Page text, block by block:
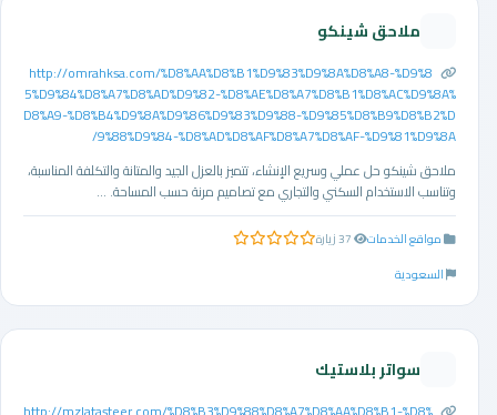
ملاحق شينكو
http://omrahksa.com/%D8%AA%D8%B1%D9%83%D9%8A%D8%A8-%D9%8
5%D9%84%D8%A7%D8%AD%D9%82-%D8%AE%D8%A7%D8%B1%D8%AC%D9%8A%
D8%A9-%D8%B4%D9%8A%D9%86%D9%83%D9%88-%D9%85%D8%B9%D8%B2%D
9%88%D9%84-%D8%AD%D8%AF%D8%A7%D8%AF-%D9%81%D9%8A/
ملاحق شينكو حل عملي وسريع الإنشاء، تتميز بالعزل الجيد والمتانة والتكلفة المناسبة،
وتناسب الاستخدام السكني والتجاري مع تصاميم مرنة حسب المساحة. ...
مواقع الخدمات 0.0 من 5 نجوم
السعودية
سواتر بلاستيك